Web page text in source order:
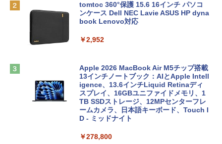
tomtoc 360°保護 15.6 16インチ パソコ
ンケース Dell NEC Lavie ASUS HP dyna
book Lenovo対応
￥2,952
Apple 2026 MacBook Air M5チップ搭載
13インチノートブック：AIとApple Intell
igence、13.6インチLiquid Retinaディ
スプレイ、16GBユニファイドメモリ、1
TB SSDストレージ、12MPセンターフレ
ームカメラ、日本語キーボード、Touch I
D - ミッドナイト
￥278,800